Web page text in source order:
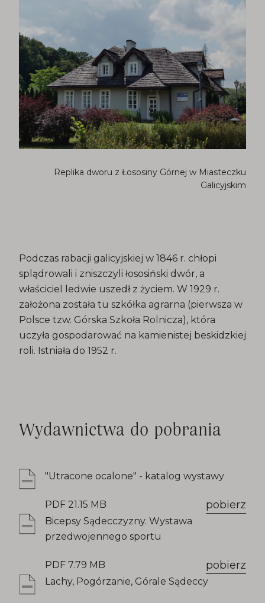
Replika dworu z Łososiny Górnej w Miasteczku
Galicyjskim
Podczas rabacji galicyjskiej w 1846 r. chłopi
splądrowali i zniszczyli łososiński dwór, a
właściciel ledwie uszedł z życiem. W 1929 r.
założona została tu szkółka agrarna (pierwsza w
Polsce tzw. Górska Szkoła Rolnicza), która
uczyła gospodarować na kamienistej beskidzkiej
roli. Istniała do 1952 r.
Wydawnictwa do pobrania
"Utracone ocalone" - katalog wystawy
PDF 21.15 MB pobierz
Bicepsy Sądecczyzny. Wystawa
przedwojennego sportu
PDF 7.79 MB pobierz
Lachy, Pogórzanie, Górale Sądeccy